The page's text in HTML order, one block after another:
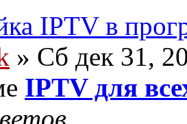
IPTV в
» Сб дек 31,
IPTV для